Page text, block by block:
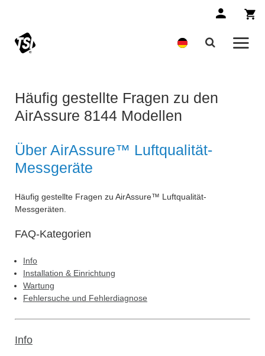
Häufig gestellte Fragen zu den
AirAssure 8144 Modellen
Über AirAssure™ Luftqualität-
Messgeräte
Häufig gestellte Fragen zu AirAssure™ Luftqualität-
Messgeräten.
FAQ-Kategorien
Info
Installation & Einrichtung
Wartung
Fehlersuche und Fehlerdiagnose
Info